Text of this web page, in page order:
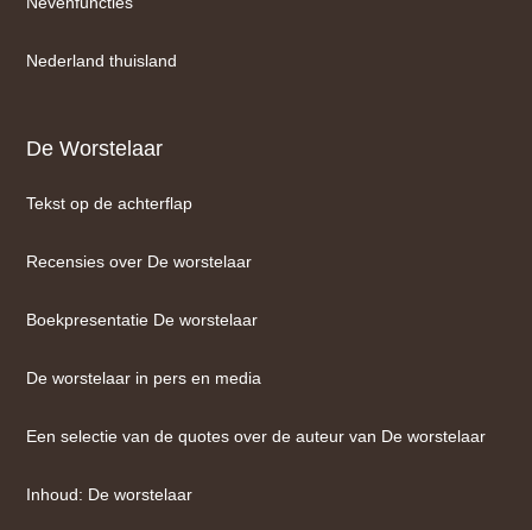
Nederland thuisland
De Worstelaar
Tekst op de achterflap
Recensies over De worstelaar
Boekpresentatie De worstelaar
De worstelaar in pers en media
Een selectie van de quotes over de auteur van De worstelaar
Inhoud: De worstelaar